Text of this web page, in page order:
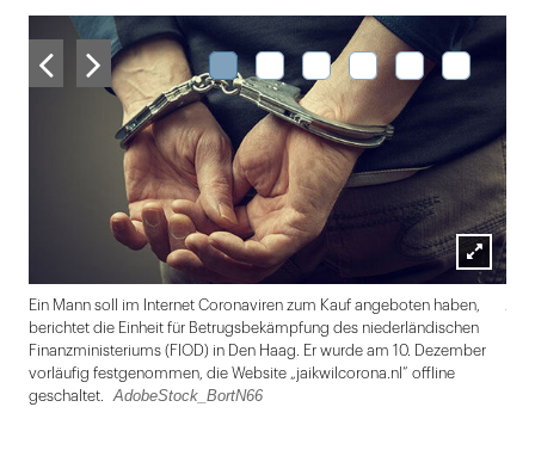
Lightbox
öffnen
Ein Mann soll im Internet Coronaviren zum Kauf angeboten haben,
berichtet die Einheit für Betrugsbekämpfung des niederländischen
Finanzministeriums (FIOD) in Den Haag. Er wurde am 10. Dezember
vorläufig festgenommen, die Website „jaikwilcorona.nl“ offline
geschaltet.
AdobeStock_BortN66